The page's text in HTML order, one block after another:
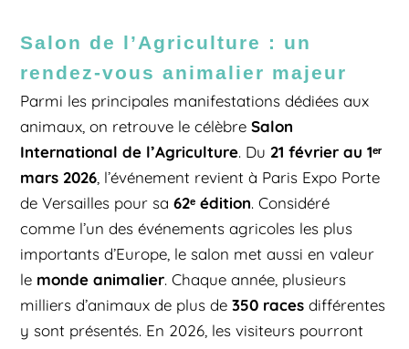
Salon de l’Agriculture : un
rendez-vous animalier majeur
Parmi les principales manifestations dédiées aux
animaux, on retrouve le célèbreSalon
International de l’Agriculture. Du21 février au 1ᵉʳ
mars 2026 , l’événement revient à Paris Expo Porte
de Versailles pour sa62ᵉ édition. Considéré
comme l’un des événements agricoles les plus
importants d’Europe, le salon met aussi en valeur
le monde animalier. Chaque année, plusieurs
milliers d’animaux de plus de350 races différentes
y sont présentés. En 2026, les visiteurs pourront